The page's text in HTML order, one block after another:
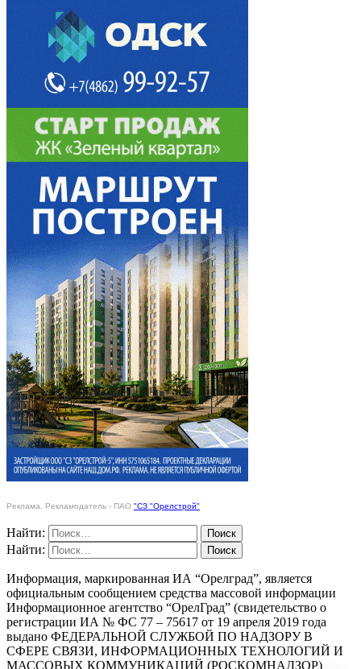
Реклама. Рекламодатель - ПАО "СЗ "Орелстрой"
Найти:
Найти:
Информация, маркированная ИА “Орелград”, является
официальным сообщением средства массовой информации
Информационное агентство “ОрелГрад” (свидетельство о
регистрации ИА № ФС 77 – 75617 от 19 апреля 2019 года
выдано ФЕДЕРАЛЬНОЙ СЛУЖБОЙ ПО НАДЗОРУ В
СФЕРЕ СВЯЗИ, ИНФОРМАЦИОННЫХ ТЕХНОЛОГИЙ И
МАССОВЫХ КОММУНИКАЦИЙ (РОСКОМНАДЗОР)